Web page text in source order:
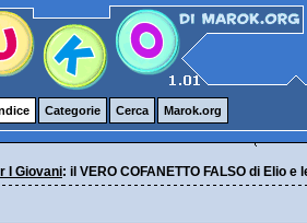
Categorie Cerca Marok.org
I Giovani: il VERO COFANETTO FALSO di Elio e